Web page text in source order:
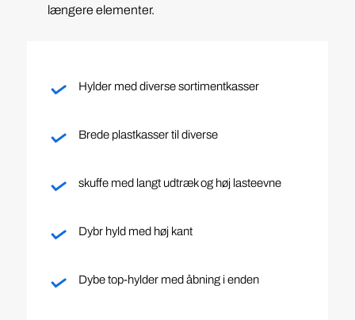
længere elementer.
Hylder med diverse sortimentkasser
Brede plastkasser til diverse
skuffe med langt udtræk og høj lasteevne
Dybr hyld med høj kant
Dybe top-hylder med åbning i enden